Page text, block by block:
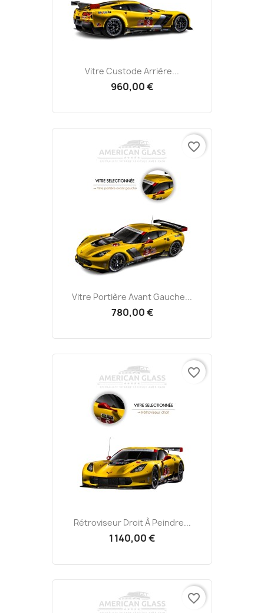
Vitre Custode Arrière...
960,00 €
Vitre Portière Avant Gauche...
780,00 €
favorite_border
Rétroviseur Droit À Peindre...
1 140,00 €
favorite_border
favorite_border